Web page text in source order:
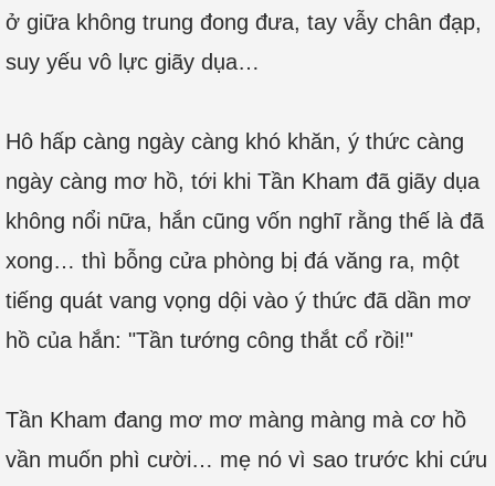
ở giữa không trung đong đưa, tay vẫy chân đạp,
suy yếu vô lực giãy dụa…
Hô hấp càng ngày càng khó khăn, ý thức càng
ngày càng mơ hồ, tới khi Tần Kham đã giãy dụa
không nổi nữa, hắn cũng vốn nghĩ rằng thế là đã
xong… thì bỗng cửa phòng bị đá văng ra, một
tiếng quát vang vọng dội vào ý thức đã dần mơ
hồ của hắn: "Tần tướng công thắt cổ rồi!"
Tần Kham đang mơ mơ màng màng mà cơ hồ
vần muốn phì cười… mẹ nó vì sao trước khi cứu